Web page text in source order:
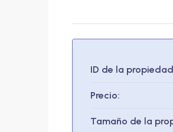
ID de la
Precio:
Tamaño de la